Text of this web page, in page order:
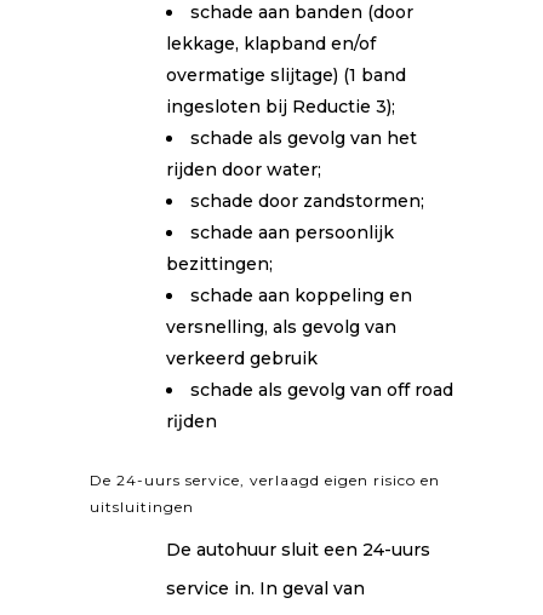
schade aan banden (door
lekkage, klapband en/of
overmatige slijtage) (1 band
ingesloten bij Reductie 3);
schade als gevolg van het
rijden door water;
schade door zandstormen;
schade aan persoonlijk
bezittingen;
schade aan koppeling en
versnelling, als gevolg van
verkeerd gebruik
schade als gevolg van off road
rĳden
De 24-uurs service, verlaagd eigen risico en
uitsluitingen
De autohuur sluit een 24-uurs
service in. In geval van